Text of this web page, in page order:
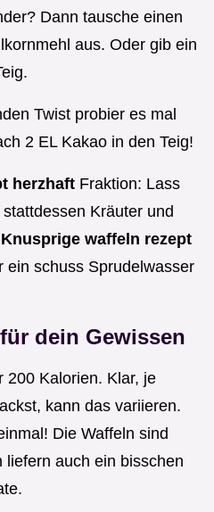
Dann tausche einen
aus. Oder gib ein
Twist probier es mal
2 EL Kakao in den Teig!
herzhaft Fraktion: Lass
Kräuter und
Knusprige waffeln rezept
ein schuss Sprudelwasser
dein Gewissen
200 Kalorien. Klar, je
kann das variieren.
Die Waffeln sind
liefern auch ein bisschen